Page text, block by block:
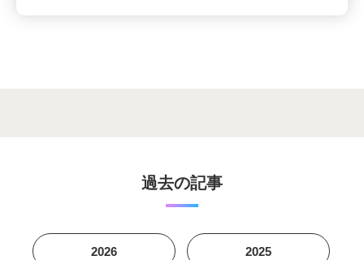
過去の記事
2026 2025